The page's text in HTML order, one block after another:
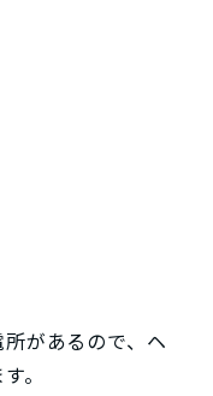
があるので、ヘ
。